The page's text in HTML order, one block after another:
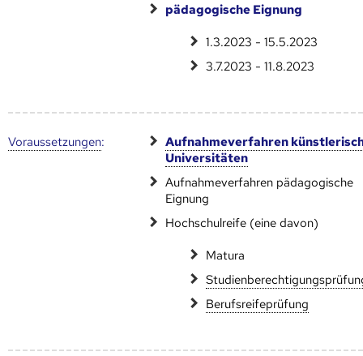
pädagogische Eignung
1.3.2023 - 15.5.2023
3.7.2023 - 11.8.2023
Voraus­setzungen:
Aufnahmeverfahren
Universitäten
Aufnahmeverfahren pädagogische
Eignung
Hochschulreife (eine davon)
Matura
Berufsreifeprüfung